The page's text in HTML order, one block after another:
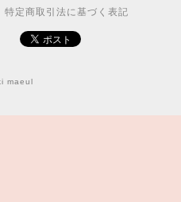
特定商取引法に基づく表記
maeul